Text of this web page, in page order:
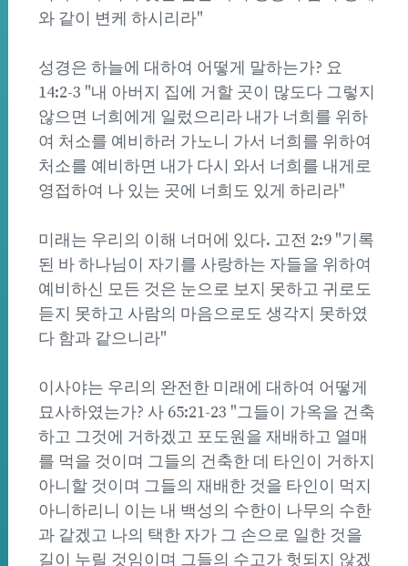
와 같이 변케 하시리라"
성경은 하늘에 대하여 어떻게 말하는가? 요
14:2-3 "내 아버지 집에 거할 곳이 많도다 그렇지
않으면 너희에게 일렀으리라 내가 너희를 위하
여 처소를 예비하러 가노니 가서 너희를 위하여
처소를 예비하면 내가 다시 와서 너희를 내게로
영접하여 나 있는 곳에 너희도 있게 하리라"
미래는 우리의 이해 너머에 있다. 고전 2:9 "기록
된 바 하나님이 자기를 사랑하는 자들을 위하여
예비하신 모든 것은 눈으로 보지 못하고 귀로도
듣지 못하고 사람의 마음으로도 생각지 못하였
다 함과 같으니라"
이사야는 우리의 완전한 미래에 대하여 어떻게
묘사하였는가? 사 65:21-23 "그들이 가옥을 건축
하고 그것에 거하겠고 포도원을 재배하고 열매
를 먹을 것이며 그들의 건축한 데 타인이 거하지
아니할 것이며 그들의 재배한 것을 타인이 먹지
아니하리니 이는 내 백성의 수한이 나무의 수한
과 같겠고 나의 택한 자가 그 손으로 일한 것을
길이 누릴 것임이며 그들의 수고가 헛되지 않겠